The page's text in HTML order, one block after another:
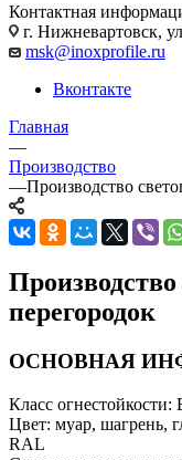
Контактная
г. Нижневартовск,
msk@inoxprofile.ru
Вконтакте
Главная
—
Производство
—Производство
перегородок
ОСНОВНАЯ
Класс
Цвет: муар, шагрень,
RAL